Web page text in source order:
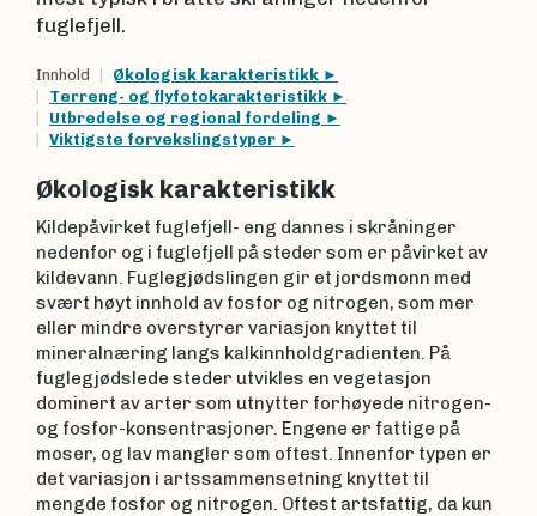
fuglefjell.
Innhold
Økologisk karakteristikk
Terreng- og flyfotokarakteristikk
Utbredelse og regional fordeling
Viktigste forvekslingstyper
Økologisk karakteristikk
Kildepåvirket fuglefjell- eng dannes i skråninger
nedenfor og i fuglefjell på steder som er påvirket av
kildevann. Fuglegjødslingen gir et jordsmonn med
svært høyt innhold av fosfor og nitrogen, som mer
eller mindre overstyrer variasjon knyttet til
mineralnæring langs kalkinnholdgradienten. På
fuglegjødslede steder utvikles en vegetasjon
dominert av arter som utnytter forhøyede nitrogen-
og fosfor-konsentrasjoner. Engene er fattige på
moser, og lav mangler som oftest. Innenfor typen er
det variasjon i artssammensetning knyttet til
mengde fosfor og nitrogen. Oftest artsfattig, da kun